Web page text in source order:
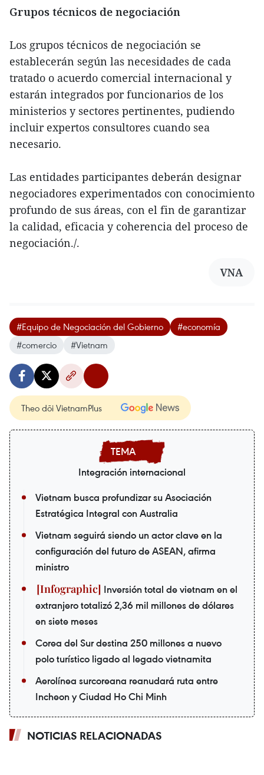
Grupos técnicos de negociación
Los grupos técnicos de negociación se
establecerán según las necesidades de cada
tratado o acuerdo comercial internacional y
estarán integrados por funcionarios de los
ministerios y sectores pertinentes, pudiendo
incluir expertos consultores cuando sea
necesario.
Las entidades participantes deberán designar
negociadores experimentados con conocimiento
profundo de sus áreas, con el fin de garantizar
la calidad, eficacia y coherencia del proceso de
negociación./.
VNA
#Equipo de Negociación del Gobierno
#economía
#comercio
#Vietnam
Theo dõi VietnamPlus
Integración internacional
Vietnam busca profundizar su Asociación
Estratégica Integral con Australia
Vietnam seguirá siendo un actor clave en la
configuración del futuro de ASEAN, afirma
ministro
Inversión total de vietnam en el
extranjero totalizó 2,36 mil millones de dólares
en siete meses
Corea del Sur destina 250 millones a nuevo
polo turístico ligado al legado vietnamita
Aerolínea surcoreana reanudará ruta entre
Incheon y Ciudad Ho Chi Minh
NOTICIAS RELACIONADAS